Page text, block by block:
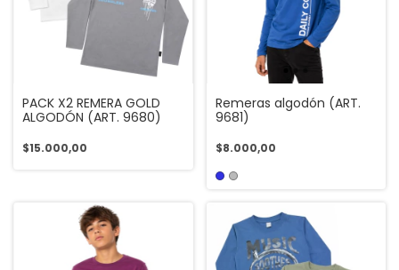
PACK X2 REMERA GOLD
ALGODÓN (ART. 9680)
$15.000,00
Remeras algodón (ART.
9681)
$8.000,00